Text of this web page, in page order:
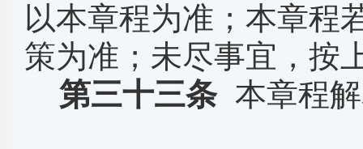
以本章程为准；本章程
策为准；未尽事宜，按
第三十三条 本章程